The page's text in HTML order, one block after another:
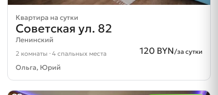
Квартира на сутки
Советская ул. 82
Ленинский
120 BYN/за сутки
2 комнаты · 4 спальных места
Ольга, Юрий